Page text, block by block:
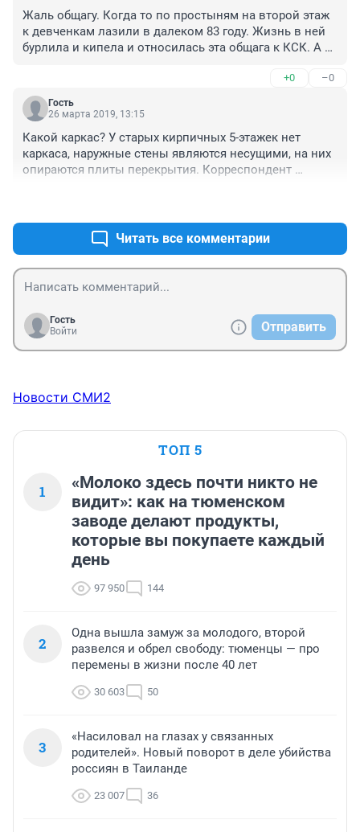
Жаль общагу. Когда то по простыням на второй этаж
к девченкам лазили в далеком 83 году. Жизнь в ней
бурлила и кипела и относилась эта общага к КСК. А
+0 –0
Гость
26 марта 2019, 13:15
Какой каркас? У старых кирпичных 5-этажек нет
каркаса, наружные стены являются несущими, на них
опираются плиты перекрытия. Корреспондент
Читать все комментарии
Гость
Войти
Отправить
Новости СМИ2
ТОП 5
1
«Молоко здесь почти никто не
видит»: как на тюменском
заводе делают продукты,
которые вы покупаете каждый
день
97 950 144
2
Одна вышла замуж за молодого, второй
развелся и обрел свободу: тюменцы — про
перемены в жизни после 40 лет
30 603 50
3
«Насиловал на глазах у связанных
родителей». Новый поворот в деле убийства
россиян в Таиланде
23 007 36